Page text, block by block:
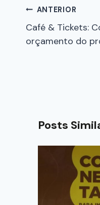
ANTERIOR
Café & Tickets:
orçamento do
Posts